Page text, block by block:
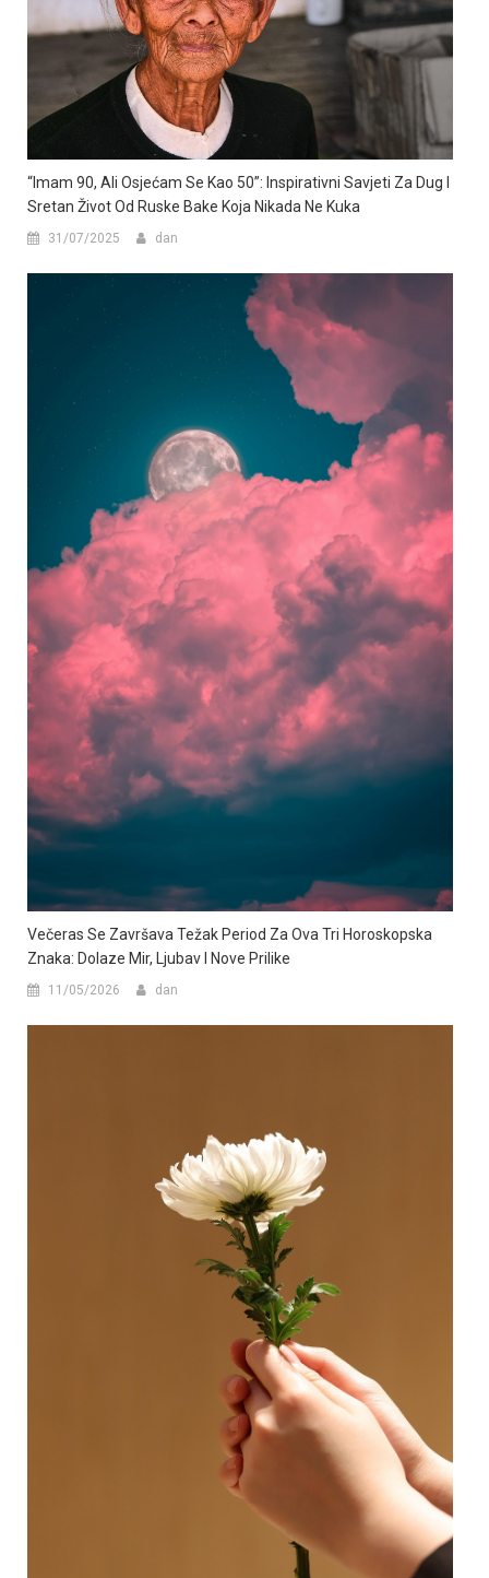
“Imam 90, Ali Osjećam Se Kao 50”: Inspirativni Savjeti Za Dug I
Sretan Život Od Ruske Bake Koja Nikada Ne Kuka
31/07/2025 dan
Večeras Se Završava Težak Period Za Ova Tri Horoskopska
Znaka: Dolaze Mir, Ljubav I Nove Prilike
11/05/2026 dan